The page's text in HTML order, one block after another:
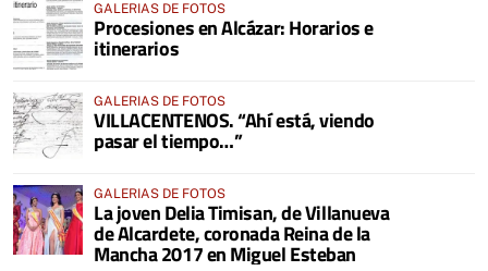
GALERIAS DE FOTOS
Procesiones en Alcázar: Horarios e
itinerarios
GALERIAS DE FOTOS
VILLACENTENOS. “Ahí está, viendo
pasar el tiempo…”
GALERIAS DE FOTOS
La joven Delia Timisan, de Villanueva
de Alcardete, coronada Reina de la
Mancha 2017 en Miguel Esteban